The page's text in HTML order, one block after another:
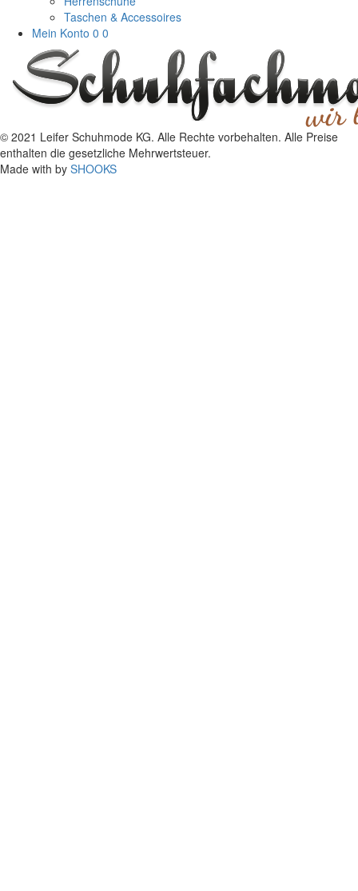
Taschen & Accessoires
Mein Konto 0 0
© 2021 Leifer Schuhmode KG. Alle Rechte vorbehalten. Alle Preise
enthalten die gesetzliche Mehrwertsteuer.
Made with by SHOOKS